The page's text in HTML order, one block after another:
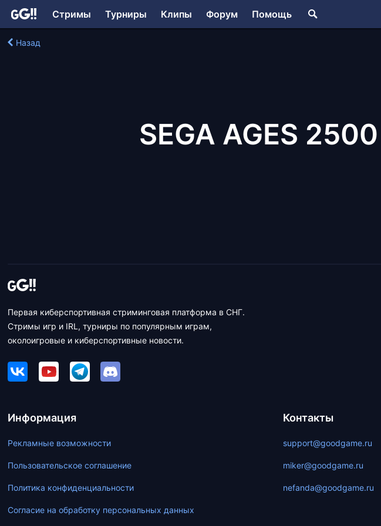
Стримы Турниры Клипы Форум Помощь
Назад
SEGA AGES
Первая киберспортивная стриминговая платформа в СНГ.
Стримы игр и IRL, турниры по популярным играм,
околоигровые и киберспортивные новости.
Информация
Рекламные возможности
Пользовательское соглашение
Политика конфиденциальности
Согласие на обработку персональных данных
Контакты
support@goodgame.ru
miker@goodgame.ru
nefanda@goodgame.ru